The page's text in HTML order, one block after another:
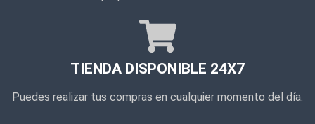
TIENDA DISPONIBLE 24X7
Puedes realizar tus compras en cualquier momento del día.